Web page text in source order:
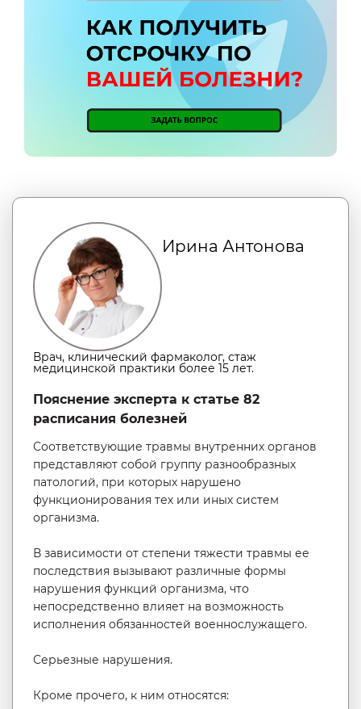
Ирина Антонова
Врач, клинический фармаколог, стаж
медицинской практики более 15 лет.
Пояснение эксперта к статье 82
расписания болезней
Соответствующие травмы внутренних органов
представляют собой группу разнообразных
патологий, при которых нарушено
функционирования тех или иных систем
организма.
В зависимости от степени тяжести травмы ее
последствия вызывают различные формы
нарушения функций организма, что
непосредственно влияет на возможность
исполнения обязанностей военнослужащего.
Серьезные нарушения.
Кроме прочего, к ним относятся: